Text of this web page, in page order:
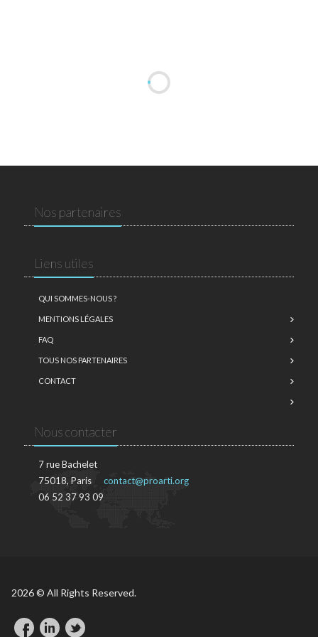
Nos partenaires
Liens utiles
QUI SOMMES-NOUS ?
MENTIONS LÉGALES
FAQ
TOUS NOS PARTENAIRES
CONTACT
Nous contacter
7 rue Bachelet
75018, Paris
06 52 37 93 09
contact@proarti.org
2026 © All Rights Reserved.